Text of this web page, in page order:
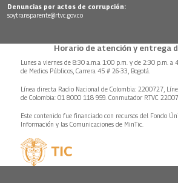
Denuncias por actos de corrupción:
soytransparente@rtvc.gov.co
Horario de atención y entrega
Lunes a viernes de 8:30 a.m.a 1:00 p.m. y de 2:30 p.m. a
de Medios Públicos, Carrera 45 # 26-33, Bogotá.
Línea directa Radio Nacional de Colombia: 2200727,
de Colombia: 01 8000 118 959. Conmutador RTVC
Este contenido fue financiado con recursos del Fondo
Información y las Comunicaciones de MinTic.